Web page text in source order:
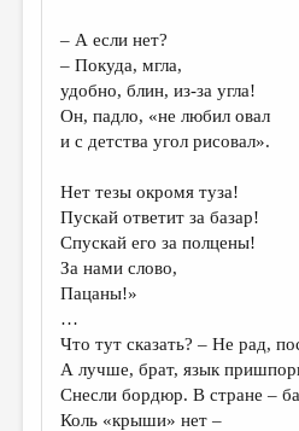
– А если нет?
– Покуда, мгла,
удобно, блин, из-за угла!
Он, падло, «не любил овал
и с детства угол рисовал».
Нет тезы окромя туза!
Пускай ответит за базар!
Спускай его за полцены!
За нами слово,
Пацаны!»
…
Что тут сказать? – Не рад,
А лучше, брат, язык
Снесли бордюр. В стране –
Коль «крыши» нет –